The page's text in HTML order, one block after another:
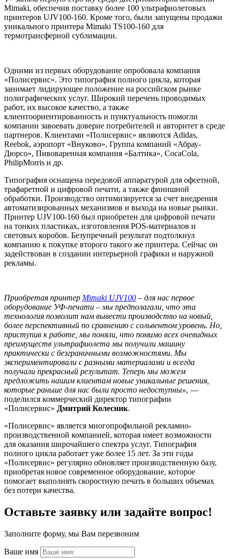
Mimaki, обеспечив поставку более 100 ультрафиолетовых
принтеров UJV100-160. Кроме того, были запущены продажи
уникального принтера Mimaki TS100-160 для
термотрансферной сублимации.
Одними из первых оборудование опробовала компания
«Полисервис». Это типография полного цикла, которая
занимает лидирующее положение на российском рынке
полиграфических услуг. Широкий перечень проводимых
работ, их высокое качество, а также
клиентоориентированность и пунктуальность помогли
компании завоевать доверие потребителей и авторитет в среде
партнеров. Клиентами «Полисервис» являются Adidas,
Reebok, аэропорт «Внуково», Группа компаний «Абрау-
Дюрсо», Пивоваренная компания «Балтика», CocaCola,
PhilipMorris и др.
Типография оснащена передовой аппаратурой для офсетной,
трафаретной и цифровой печати, а также финишной
обработки. Производство оптимизируется за счет внедрения
автоматизированных механизмов и выхода на новые рынки.
Принтер UJV100-160 был приобретен для цифровой печати
на тонких пластиках, изготовления POS-материалов и
световых коробов. Безупречный результат подтолкнул
компанию к покупке второго такого же принтера. Сейчас он
задействован в создании интерьерной графики и наружной
рекламы.
Приобретая принтер Mimaki UJV100 – для нас первое
оборудование УФ-печати – мы предполагали, что эта
технология позволит нам вывести производство на новый,
более перспективный по сравнению с сольвентом уровень. Но,
приступив к работе, мы поняли, что помимо всех очевидных
преимуществ ультрафиолета мы получили машину
практически с безграничными возможностями. Мы
экспериментировали с разными материалами и всегда
получали прекрасный результат. Теперь мы можем
предложить нашим клиентам новые уникальные решения,
которые раньше для нас были просто недоступны», —
поделился коммерческий директор типографии
«Полисервис» Дмитрий Колесник.
«Полисервис» является многопрофильной рекламно-
производственной компанией, которая имеет возможности
для оказания широчайшего спектра услуг. Типография
полного цикла работает уже более 15 лет. За эти годы
«Полисервис» регулярно обновляет производственную базу,
приобретая новое современное оборудование, которое
помогает выполнять скоростную печать в больших объемах
без потери качества.
Оставьте заявку или задайте вопрос!
Заполните форму, мы Вам перезвоним
Ваше имя